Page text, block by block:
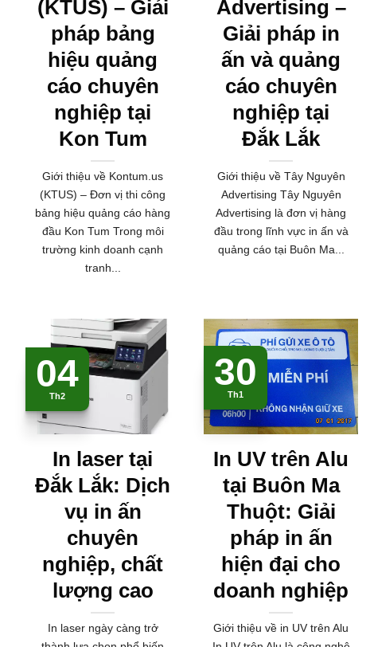
(KTUS) – Giải
pháp bảng
hiệu quảng
cáo chuyên
nghiệp tại
Kon Tum
Giới thiệu về Kontum.us
(KTUS) – Đơn vị thi công
bảng hiệu quảng cáo hàng
đầu Kon Tum Trong môi
trường kinh doanh cạnh
tranh...
Advertising –
Giải pháp in
ấn và quảng
cáo chuyên
nghiệp tại
Đắk Lắk
Giới thiệu về Tây Nguyên
Advertising Tây Nguyên
Advertising là đơn vị hàng
đầu trong lĩnh vực in ấn và
quảng cáo tại Buôn Ma...
In laser tại
Đắk Lắk: Dịch
vụ in ấn
chuyên
nghiệp, chất
lượng cao
In laser ngày càng trở
04
Th2
In UV trên Alu
tại Buôn Ma
Thuột: Giải
pháp in ấn
hiện đại cho
doanh nghiệp
Giới thiệu về in UV trên Alu
30
Th1